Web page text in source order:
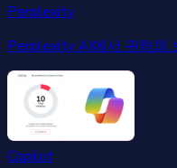
Perplexity
Perplexity AI에서 귀하의
Copilot